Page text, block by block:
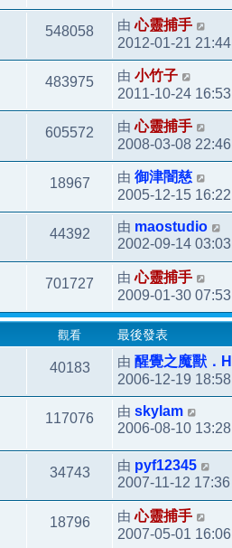
548058 由心靈捕手
2012-01-21 21:44
483975 由 小竹子
2011-10-24 16:53
605572 由心靈捕手
2008-03-08 22:46
18967 由 御津闇慈
2005-12-15 16:22
44392 由 maostudio
2002-09-14 03:03
701727 由心靈捕手
2009-01-30 07:53
觀看 最後發表
40183 由 醒覺之魔獸．H
2006-12-19 18:58
117076 由 skylam
2006-08-10 13:28
34743 由 pyf12345
2007-11-12 17:36
18796 由心靈捕手
2007-05-01 16:06